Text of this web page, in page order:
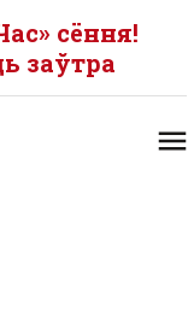
сёння!
заўтра